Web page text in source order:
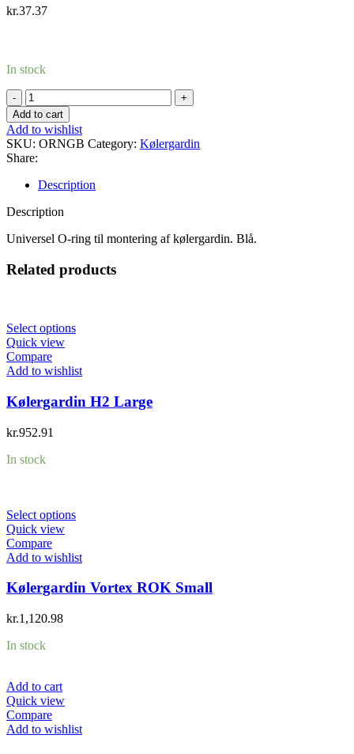
kr.37.37
In stock
O-
ring
til
kølergardin
(blå)
quantity
Add to cart
Add to wishlist
SKU: ORNGB Category: Kølergardin
Share:
Description
Description
Universel O-ring til montering af kølergardin. Blå.
Related products
Select options
Quick view
Compare
Add to wishlist
Kølergardin H2 Large
kr.952.91
In stock
Select options
Quick view
Compare
Add to wishlist
Kølergardin Vortex ROK Small
kr.1,120.98
In stock
Add to cart
Quick view
Compare
Add to wishlist